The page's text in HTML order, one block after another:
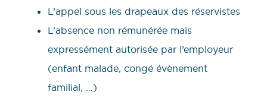
L’appel sous les drapeaux des réservistes
L’absence non rémunérée mais
expressément autorisée par l’employeur
(enfant malade, congé évènement
familial, …)